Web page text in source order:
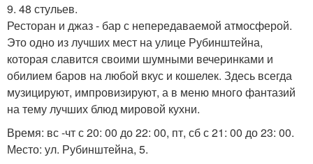
9. 48 стульев.
Ресторан и джаз - бар с непередаваемой атмосферой.
Это одно из лучших мест на улице Рубинштейна,
которая славится своими шумными вечеринками и
обилием баров на любой вкус и кошелек. Здесь всегда
музицируют, импровизируют, а в меню много фантазий
на тему лучших блюд мировой кухни.
Время: вс -чт с 20: 00 до 22: 00, пт, сб с 21: 00 до 23: 00.
Место: ул. Рубинштейна, 5.